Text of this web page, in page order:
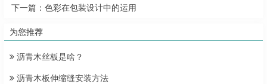
下一篇： 色彩在包装设计中的运用
为您推荐
沥青木丝板是啥？
沥青木板伸缩缝安装方法